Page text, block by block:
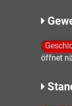
Klicken,
öffnet